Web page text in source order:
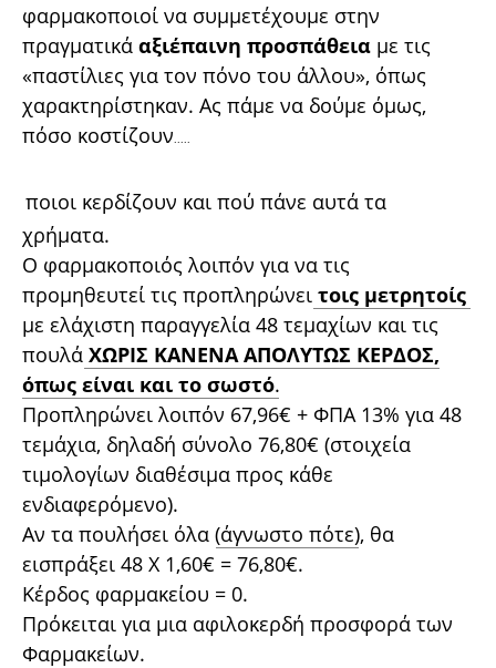
φαρμακοποιοί να συμμετέχουμε στην
πραγματικά αξιέπαινη προσπάθεια με τις
«παστίλιες για τον πόνο του άλλου», όπως
χαρακτηρίστηκαν. Ας πάμε να δούμε όμως,
πόσο κοστίζουν.....
ποιοι κερδίζουν και πού πάνε αυτά τα
χρήματα.
Ο φαρμακοποιός λοιπόν για να τις
προμηθευτεί τις προπληρώνει τοις μετρητοίς
με ελάχιστη παραγγελία 48 τεμαχίων και τις
πουλά ΧΩΡΙΣ ΚΑΝΕΝΑ ΑΠΟΛΥΤΩΣ ΚΕΡΔΟΣ,
όπως είναι και το σωστό.
Προπληρώνει λοιπόν 67,96€ + ΦΠΑ 13% για 48
τεμάχια, δηλαδή σύνολο 76,80€ (στοιχεία
τιμολογίων διαθέσιμα προς κάθε
ενδιαφερόμενο).
Αν τα πουλήσει όλα (άγνωστο πότε), θα
εισπράξει 48 Χ 1,60€ = 76,80€.
Κέρδος φαρμακείου = 0.
Πρόκειται για μια αφιλοκερδή προσφορά των
Φαρμακείων.